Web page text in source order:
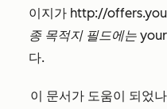
이지가 http://
종 목적지 필드에는
다.
이 문서가 도움이 되었